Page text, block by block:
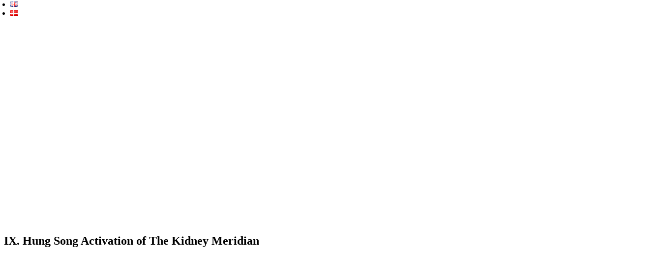
IX. Hung Song Activation of The Kidney Meridian